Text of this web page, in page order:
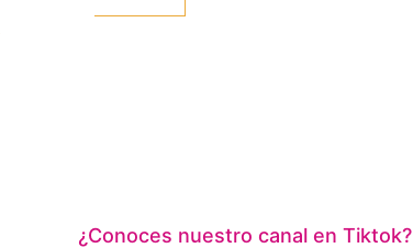
¿Conoces nuestro canal en Tiktok?